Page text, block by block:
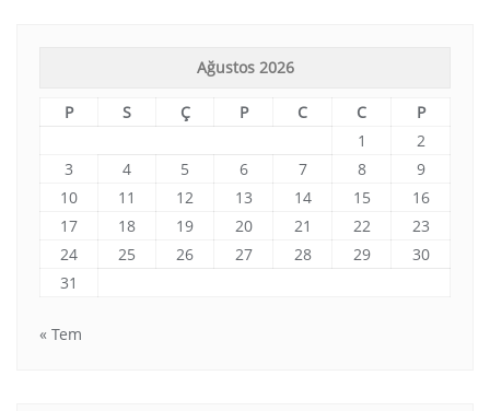
Ağustos 2026
P S Ç P C C
P
1
2
3
4 5 6 7 8
9
10
11 12 13 14 15
16
17
18 19 20 21 22
23
24
25 26 27 28 29
30
31
« Tem